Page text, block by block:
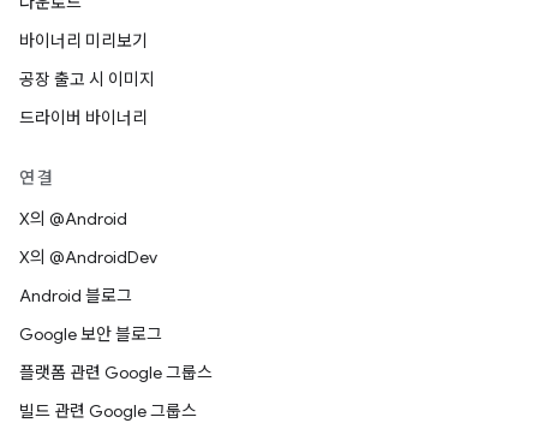
바이너리 미리보기
공장 출고 시 이미지
드라이버 바이너리
연결
X의 @Android
X의 @AndroidDev
Android 블로그
Google 보안 블로그
플랫폼 관련 Google 그룹스
빌드 관련 Google 그룹스